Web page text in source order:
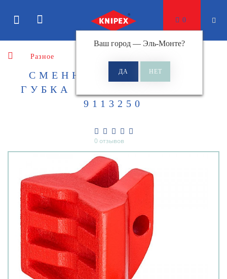
Ваш город — Эль-Монте?
0
Разное
СМЕННАЯ НАЖИМНАЯ
ГУБКА ДЛЯ KNIPEX KN-
9113250
0 отзывов